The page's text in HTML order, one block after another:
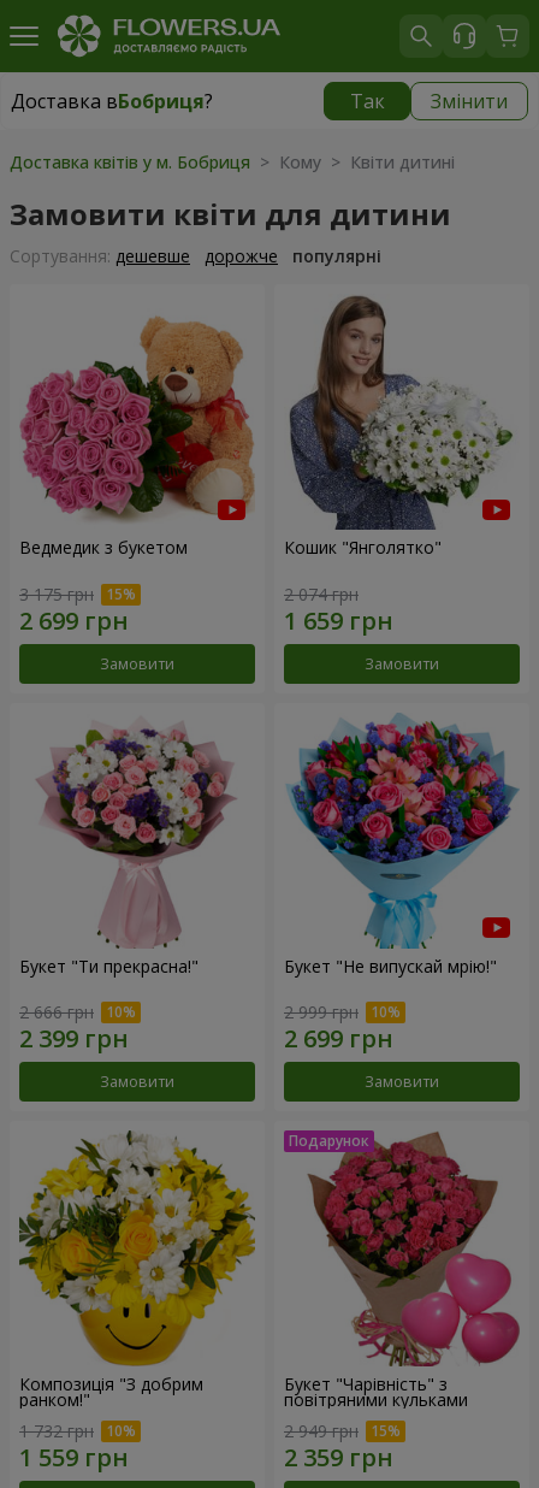
Доставка вБобриця? Так Змінити
Доставка вБобриця|
Доставка квітів у м. Бобриця > Кому > Квіти дитині
Замовити квіти для дитини
Сортування: дешевше дорожче популярні
Ведмедик з букетом
3 175 грн
Замовити
Кошик "Янголятко"
2 074 грн
Замовити
Букет "Ти прекрасна!"
2 666 грн
Замовити
Букет "Не випускай мрію!"
2 999 грн
Замовити
Композиція "З добрим
ранком!"
1 732 грн
Букет "Чарівність" з
повітряними кульками
2 949 грн